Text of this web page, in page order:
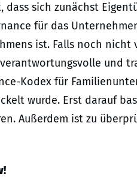
dass sich zunächst
für das
ist. Falls noch
und
Kodex für
wurde. Erst darauf
Außerdem ist zu